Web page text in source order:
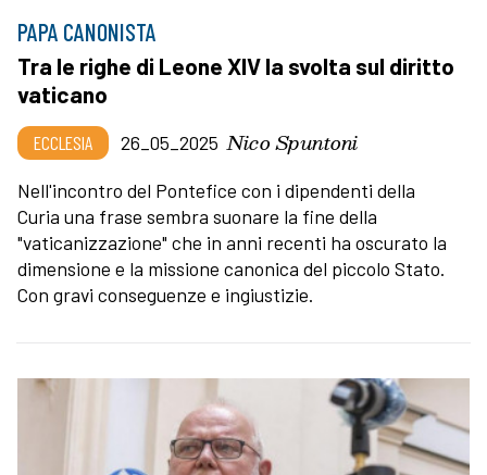
PAPA CANONISTA
Tra le righe di Leone XIV la svolta sul diritto
vaticano
ECCLESIA 26_05_2025 Nico Spuntoni
Nell'incontro del Pontefice con i dipendenti della
Curia una frase sembra suonare la fine della
"vaticanizzazione" che in anni recenti ha oscurato la
dimensione e la missione canonica del piccolo Stato.
Con gravi conseguenze e ingiustizie.